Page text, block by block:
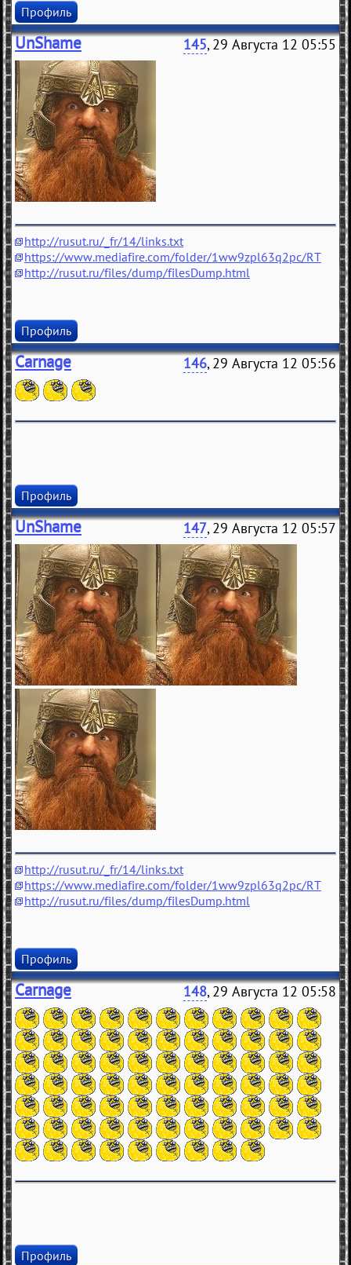
Профиль
UnShame 145, 29 Августа 12 05:55
http://rusut.ru/_fr/14/links.txt
https://www.mediafire.com/folder/1ww9zpl63q2pc/RT
http://rusut.ru/files/dump/filesDump.html
Профиль
Carnage 146, 29 Августа 12 05:56
Профиль
UnShame 147, 29 Августа 12 05:57
http://rusut.ru/_fr/14/links.txt
https://www.mediafire.com/folder/1ww9zpl63q2pc/RT
http://rusut.ru/files/dump/filesDump.html
Профиль
Carnage 148, 29 Августа 12 05:58
Профиль